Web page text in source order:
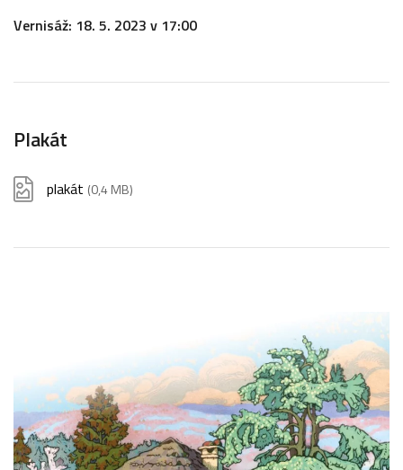
Vernisáž: 18. 5. 2023 v 17:00
Plakát
plakát (0,4 MB)